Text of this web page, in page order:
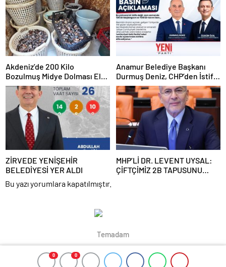
0 0
Akdeniz’de 200 Kilo
Bozulmuş Midye Dolması Ele
Geçirildi
Anamur Belediye Başkanı
Durmuş Deniz, CHP’den İstifa
Etti:
ZİRVEDE YENİŞEHİR
BELEDİYESİ YER ALDI
MHP’Lİ DR. LEVENT UYSAL:
ÇİFTÇİMİZ 2B TAPUSUNU
Bu yazı yorumlara kapatılmıştır.
Temadam